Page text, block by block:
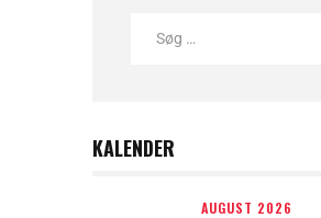
KALENDER
AUGUST 2026